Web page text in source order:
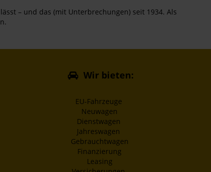
– und das (mit Unterbrechungen) seit 1934. Als
Wir bieten:
EU-Fahrzeuge
Neuwagen
Dienstwagen
Jahreswagen
Gebrauchtwagen
Finanzierung
Leasing